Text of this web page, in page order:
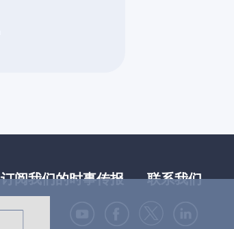
订阅我们的时事传报 联系我们